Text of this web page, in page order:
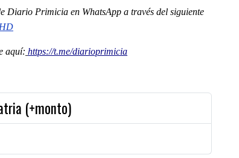
Diario Primicia en WhatsApp a través del siguiente
aquí: https://t.me/diarioprimicia
(+monto)